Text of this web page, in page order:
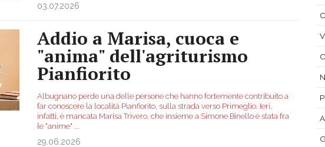
03.07.2026
Addio a Marisa, cuoca e
"anima" dell'agriturismo
Pianfiorito
Albugnano perde una delle persone che hanno fortemente contribuito a
far conoscere la località Pianfiorito, sulla strada verso Primeglio. Ieri,
infatti, è mancata Marisa Trivero, che insieme a Simone Binello è stata fra
le "anime"
29.06.2026